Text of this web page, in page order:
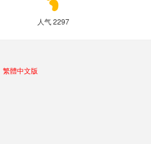
人气 2297
繁體中文版